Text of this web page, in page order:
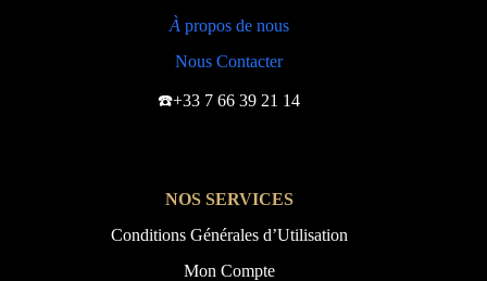
À propos de nous
Nous Contacter
☎️+33 7 66 39 21 14
NOS SERVICES
Conditions Générales d’Utilisation
Mon Compte